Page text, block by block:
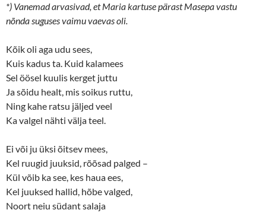
*) Vanemad arvasivad, et Maria kartuse pärast Masepa vastu
nõnda suguses vaimu vaevas oli.
Kõik oli aga udu sees,
Kuis kadus ta. Kuid kalamees
Sel öösel kuulis kerget juttu
Ja sõidu healt, mis soikus ruttu,
Ning kahe ratsu jäljed veel
Ka valgel nähti välja teel.
Ei või ju üksi õitsev mees,
Kel ruugid juuksid, rõõsad palged –
Kül võib ka see, kes haua ees,
Kel juuksed hallid, hõbe valged,
Noort neiu südant salaja